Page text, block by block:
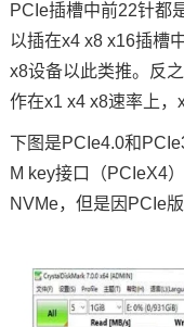
PCIe插槽中前22针都
以插在x4 x8 x16插槽
x8设备以此类推。反
作在x1 x4 x8速率上，
下图是PCIe4.0和
M key接口（PCIeX4
NVMe，但是因PCIe